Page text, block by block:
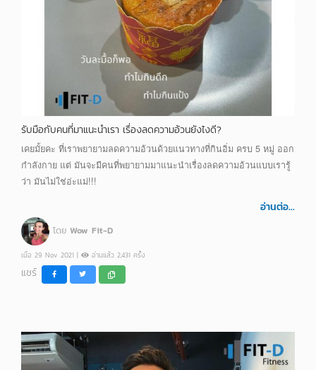
รับมือกับคนที่มาแนะนำเรา เรื่องลดความอ้วนยังไงดี?
เคยมั้ยคะ ที่เราพยายามลดความอ้วนด้วยแนวทางที่กินอิ่ม ครบ 5 หมู่ ออก
กำลังกาย แต่ มันจะมีคนที่พยายามมาแนะนำเรื่องลดความอ้วนแบบเรารู้
ว่า มันไม่ใช่อ่ะแม่!!!
อ่านต่อ...
โดย Wow Fit-D
เมื่อ 29 Nov 2021 | อ่านแล้ว 2,431 ครั้ง
แชร์